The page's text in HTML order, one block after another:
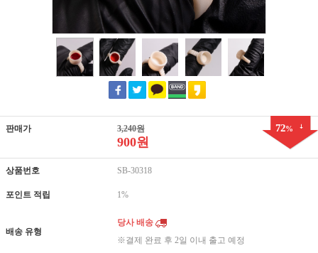
판매가 3,240원
900원
72%
상품번호 SB-30318
포인트 적립 1%
배송 유형
당사 배송
※결제 완료 후 2일 이내 출고 예정